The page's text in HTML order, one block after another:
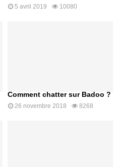
5 avril 2019 10080
Comment chatter sur Badoo ?
26 novembre 2018 8268